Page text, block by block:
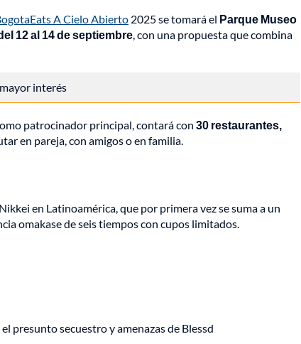
A Cielo Abierto 2025 se tomará el Parque Museo
12 al 14 de septiembre, con una propuesta que combina
interés
patrocinador principal, contará con 30 restaurantes,
en pareja, con amigos o en familia.
en Latinoamérica, que por primera vez se suma a un
omakase de seis tiempos con cupos limitados.
presunto secuestro y amenazas de Blessd